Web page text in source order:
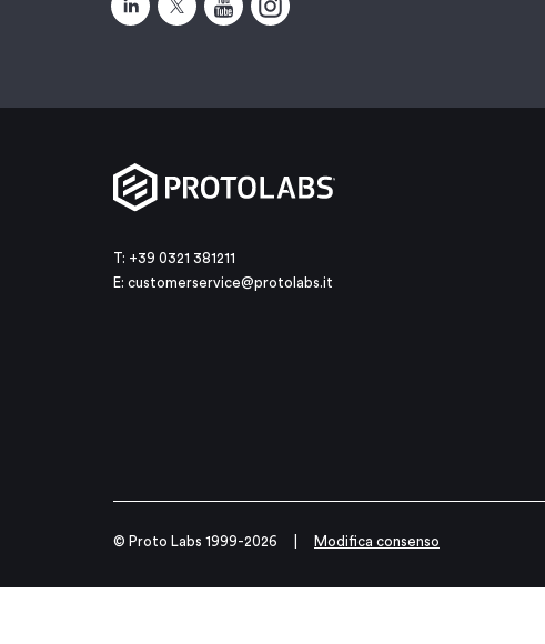
T: +39 0321 381211
E: customerservice@protolabs.it
© Proto Labs 1999-2026 Modifica consenso